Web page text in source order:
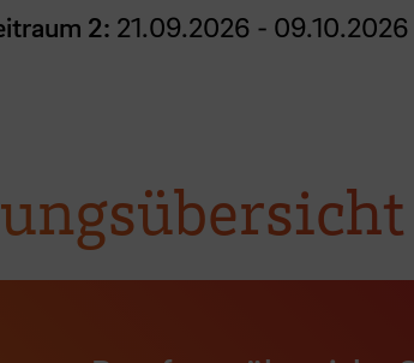
2: 21.09.2026 - 09.10.2026